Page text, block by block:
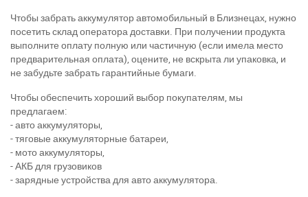
Чтобы забрать аккумулятор автомобильный в Близнецах, нужно
посетить склад оператора доставки. При получении продукта
выполните оплату полную или частичную (если имела место
предварительная оплата), оцените, не вскрыта ли упаковка, и
не забудьте забрать гарантийные бумаги.
Чтобы обеспечить хороший выбор покупателям, мы
предлагаем:
- авто аккумуляторы,
- тяговые аккумуляторные батареи,
- мото аккумуляторы,
- АКБ для грузовиков
- зарядные устройства для авто аккумулятора.